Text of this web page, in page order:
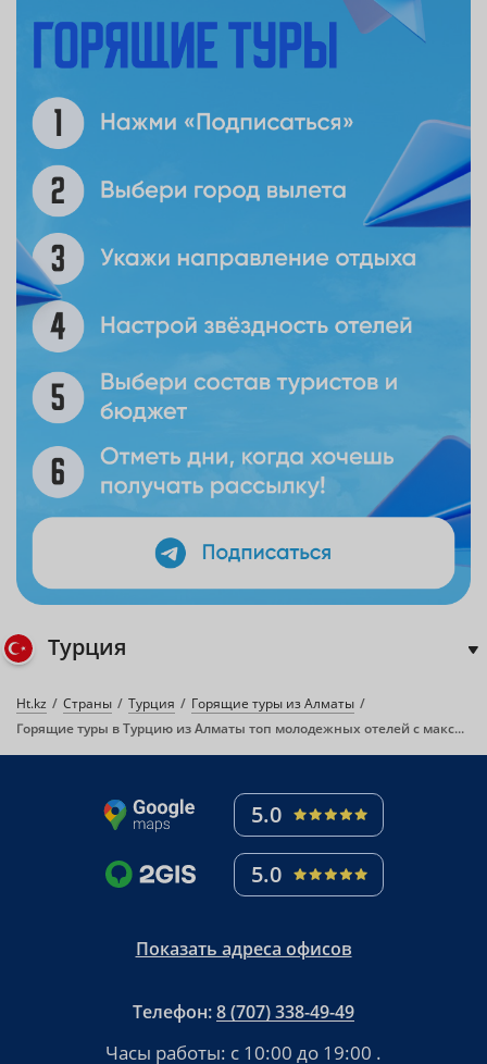
Турция
Ht.kz Страны Турция
Горящие туры из Алматы
Горящие туры в Турцию из Алматы топ молодежных отелей с максимальными скидками!
5.0
5.0
Показать адреса офисов
Телефон:8 (707) 338-49-49
Часы работы: с 10:00 до 19:00 .